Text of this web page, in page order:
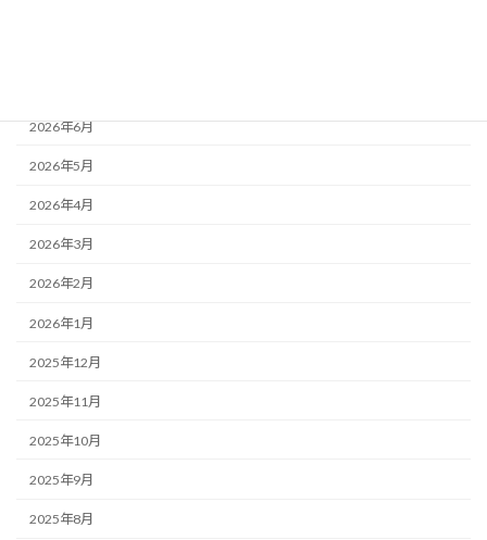
2026年6月
2026年5月
2026年4月
2026年3月
2026年2月
2026年1月
2025年12月
2025年11月
2025年10月
2025年9月
2025年8月